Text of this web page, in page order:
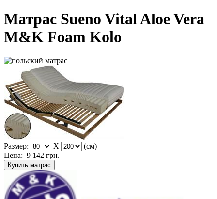
Матрас Sueno Vital Aloe Vera
M&K Foam Kolo
Размер: X
(см)
Цена: 9 142 грн.
Купить матрас